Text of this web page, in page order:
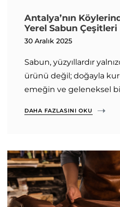
Antalya’nın
Yerel Sabun Çeşitleri
30 Aralık 2025
Sabun, yüzyıllardır
ürünü değil; doğayla
emeğin ve geleneksel
DAHA FAZLASINI OKU